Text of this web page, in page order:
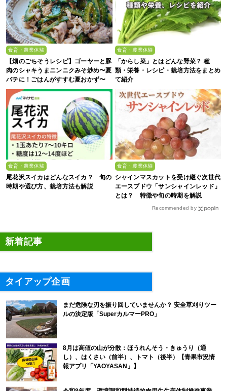
食育・農業体験
【畑のごちそうレシピ】ゴーヤーと豚
肉のシャキうまニンニクみそ炒め〜夏
バテに！ごはんがすすむ夏おかず〜
食育・農業体験
「からし菜」とはどんな野菜？ 種
類・栄養・レシピ・栽培方法をまとめ
て紹介
食育・農業体験
尾花沢スイカはどんなスイカ？ 旬の
時期や選び方、栽培方法も解説
食育・農業体験
シャインマスカットを受け継ぐ次世代
エースブドウ「サンシャインレッド」
とは？ 特徴や旬の時期を解説
Recommended by
新着記事
タイアップ企画
まだ危険な刃を振り回していませんか？ 安全草刈りツー
ルの決定版「SuperカルマーPRO」
8月は高値の山が分散：ほうれんそう・きゅうり（通
し）、はくさい（前半）、トマト（後半）【青果市況情
報アプリ「YAOYASAN」】